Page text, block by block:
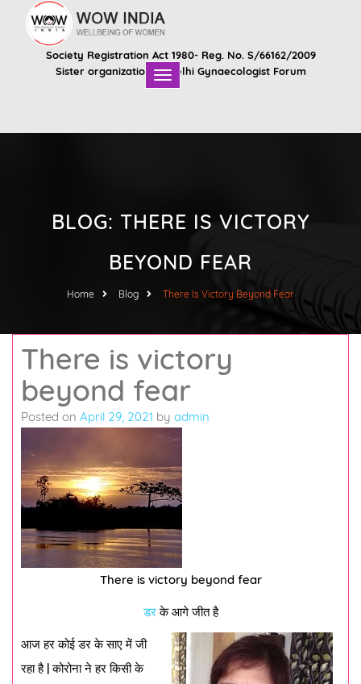
Society Registration Act 1980- Reg. No. S/66162/2009
Sister organization ofDelhi Gynaecologist Forum
BLOG: THERE IS VICTORY
BEYOND FEAR
Home Blog There Is Victory Beyond Fear
There is victory
beyond fear
Posted on April 29, 2021 by admin
There is victory beyond fear
डरके आगे जीत है
आज हर कोई डर के साए में जी
रहा है | कोरोना ने हर किसी के